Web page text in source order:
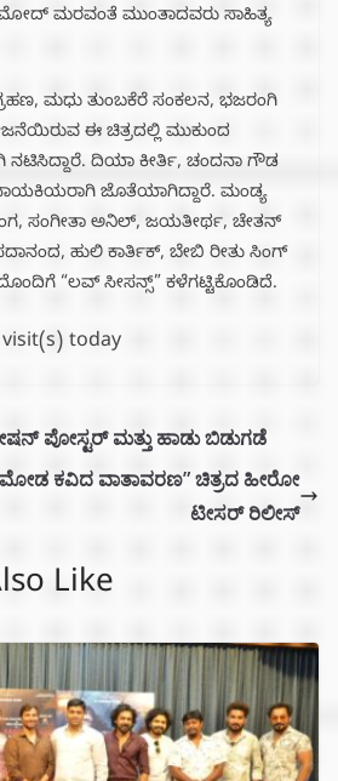
ಮರವಂತೆ ಮುಂತಾದವರು ಸಾಹಿತ್ಯ
ಮಧು ತುಂಬಕೆರೆ ಸಂಕಲನ, ಭಜರಂಗಿ
ಈ ಚಿತ್ರದಲ್ಲಿ ಮುಕುಂದ
ನಟಿಸಿದ್ದಾರೆ. ದಿಯಾ ಕೀರ್ತಿ, ಚಂದನಾ ಗೌಡ
ನಾಯಕಿಯರಾಗಿ ಜೊತೆಯಾಗಿದ್ದಾರೆ. ಮಂಡ್ಯ
ಸಂಗೀತಾ ಅನಿಲ್, ಜಯತೀರ್ಥ, ಚೇತನ್
ಹುಲಿ ಕಾರ್ತಿಕ್, ಬೇಬಿ ರೀತು ಸಿಂಗ್
“ಲವ್ ಸೀಸನ್ಸ್” ಕಳೆಗಟ್ಟಿಕೊಂಡಿದೆ.
today
ಪೋಸ್ಟರ್ ಮತ್ತು ಹಾಡು ಬಿಡುಗಡೆ
ಕವಿದ ವಾತಾವರಣ” ಚಿತ್ರದ ಹೀರೋ
ಟೀಸರ್ ರಿಲೀಸ್
Like